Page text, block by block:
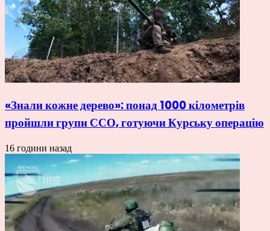
«Знали кожне дерево»: понад 1000 кілометрів
пройшли групи ССО, готуючи Курську операцію
16 години назад